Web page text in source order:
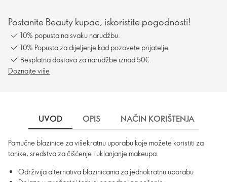
Postanite Beauty kupac, iskoristite pogodnosti!
10% popusta na svaku narudžbu.
10% Popusta za dijeljenje kad pozovete prijatelje.
Besplatna dostava za narudžbe iznad 50€.
Doznajte više
UVOD OPIS NAČIN KORIŠTENJA
Pamučne blazinice za višekratnu uporabu koje možete koristiti za
tonike, sredstva za čišćenje i uklanjanje makeupa.
Održivija alternativa blazinicama za jednokratnu uporabu